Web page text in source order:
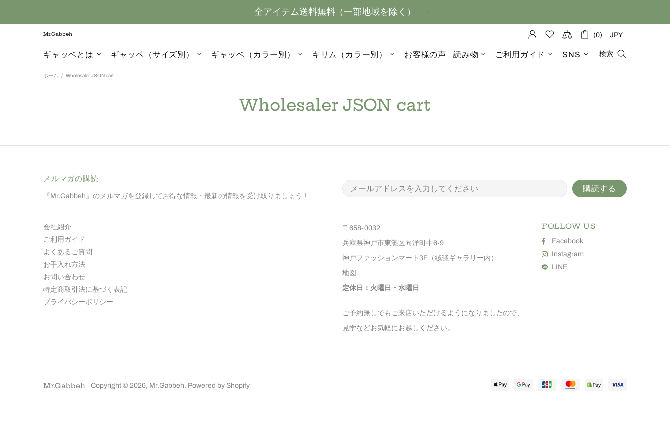
全アイテム送料無料（一部地域を除く）
Mr.Gabbeh (0) JPY
ギャッベとは ギャッベ（サイズ別） ギャッベ（カラー別） キリム（カラー別） お客様の声 読み物 ご利用ガイド SNS 検索
ホーム Wholesaler JSON cart
Wholesaler JSON cart
メルマガの​購読
『Mr.Gabbeh』のメルマガを登録してお得な情報・最新の情報を受け取りましょう！
会社紹介
ご利用ガイド
よくあるご質問
お手入れ方法
お問い合わせ
特定商取引法に基づく表記
プライバシーポリシー
〒658-0032
兵庫県神戸市東灘区向洋町中6-9
神戸ファッションマート3F（絨毯ギャラリー内）
地図
定休日：火曜日・水曜日
ご予約無しでもご来店いただけるようになりましたので、
見学などお気軽にお越しください。
FOLLOW US
Facebook
Instagram
LINE
Mr.Gabbeh Copyright © 2026, Mr.Gabbeh. Powered by Shopify